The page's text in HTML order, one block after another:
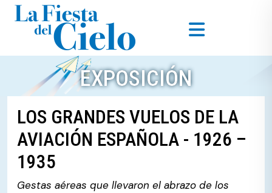
EXPOSICIÓN
LOS GRANDES VUELOS DE LA
AVIACIÓN ESPAÑOLA - 1926 –
1935
Gestas aéreas que llevaron el abrazo de los